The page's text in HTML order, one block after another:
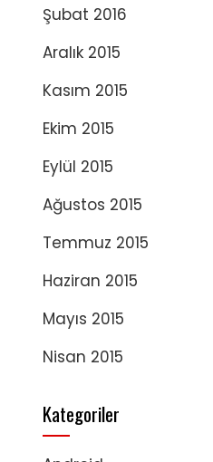
Şubat 2016
Aralık 2015
Kasım 2015
Ekim 2015
Eylül 2015
Ağustos 2015
Temmuz 2015
Haziran 2015
Mayıs 2015
Nisan 2015
Kategoriler